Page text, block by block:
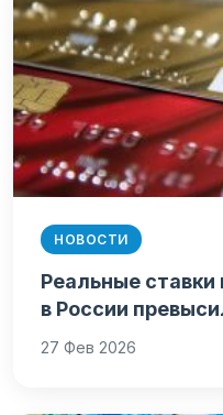
НОВОСТИ
Реальные
в России
27 Фев 2026